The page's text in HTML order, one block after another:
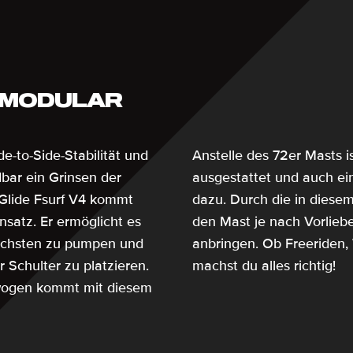
to-Side-Stabilität und
ein Grinsen der
Fsurf V4 kommt
Er ermöglicht es
zu pumpen und
Schulter zu platzieren.
kommt mit diesem
Anstelle des 72er Masts
ausgestattet und auch
dazu. Durch die in
den Mast je nach
anbringen. Ob
machst du alles richtig!